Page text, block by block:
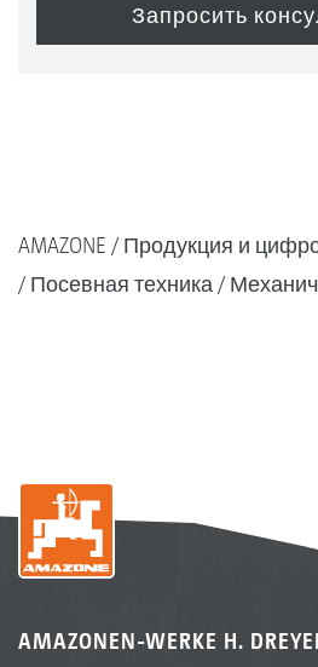
AMAZONE
Продукция и
Посевная техника
AMAZONEN-WERKE H.